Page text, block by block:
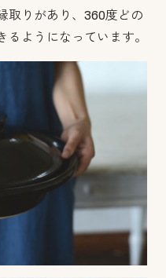
取りがあり、360度どの
ようになっています。